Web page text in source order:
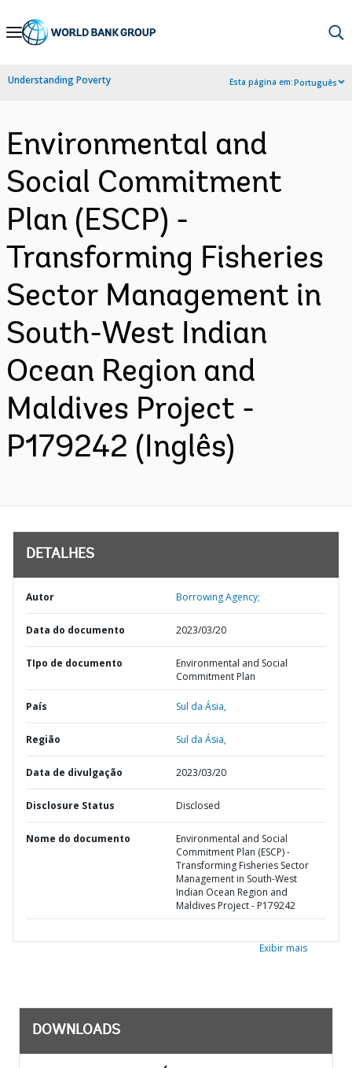
Skip
Navigation
Understanding Poverty Esta página em:Português
Environmental and
Social Commitment
Plan (ESCP) -
Transforming Fisheries
Sector Management in
South-West Indian
Ocean Region and
Maldives Project -
P179242 (Inglês)
DETALHES
Autor Borrowing Agency;
Data do documento 2023/03/20
TIpo de documento
Environmental and Social
Commitment Plan
País Sul da Ásia,
Região Sul da Ásia,
Data de divulgação 2023/03/20
Disclosure Status Disclosed
Nome do documento
Environmental and Social
Commitment Plan (ESCP) -
Transforming Fisheries Sector
Management in South-West
Indian Ocean Region and
Maldives Project - P179242
Exibir mais
DOWNLOADS